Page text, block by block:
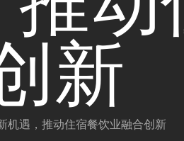
新
机遇，推动住宿餐饮业融合创新